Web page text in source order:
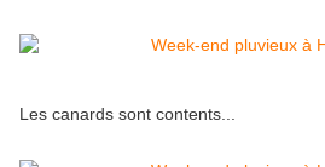
Les canards sont contents...